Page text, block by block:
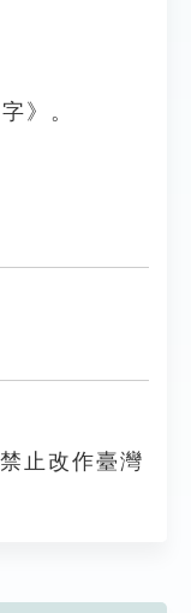
字》。
止改作臺灣